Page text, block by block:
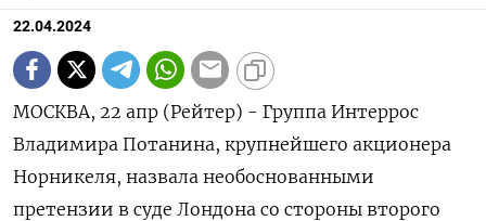
22.04.2024
МОСКВА, 22 апр (Рейтер) - Группа Интеррос
Владимира Потанина, крупнейшего акционера
Норникеля, назвала необоснованными
претензии в суде Лондона со стороны второго